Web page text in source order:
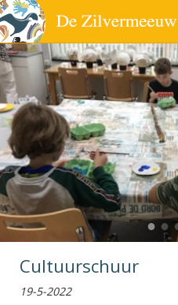
Pagina's
●●
Cultuurschuur
19-5-2022